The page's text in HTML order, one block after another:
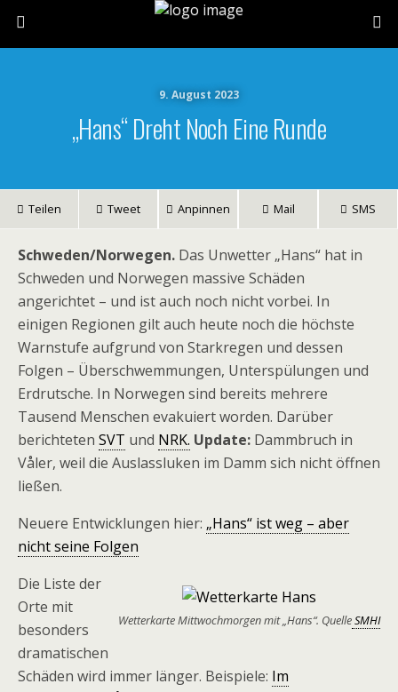
9. August 2023
„Hans“ Dreht Noch Eine Runde
Teilen Tweet Anpinnen Mail SMS
Schweden/Norwegen. Das Unwetter „Hans“ hat in
Schweden und Norwegen massive Schäden
angerichtet – und ist auch noch nicht vorbei. In
einigen Regionen gilt auch heute noch die höchste
Warnstufe aufgrund von Starkregen und dessen
Folgen – Überschwemmungen, Unterspülungen und
Erdrutsche. In Norwegen sind bereits mehrere
Tausend Menschen evakuiert worden. Darüber
berichteten SVT und NRK. Update: Dammbruch in
Våler, weil die Auslassluken im Damm sich nicht öffnen
ließen.
Neuere Entwicklungen hier: „Hans“ ist weg – aber
nicht seine Folgen
Wetterkarte Mittwochmorgen mit „Hans“. QuelleSMHI
Die Liste der
Orte mit
besonders
dramatischen
Schäden wird immer länger. Beispiele: Im